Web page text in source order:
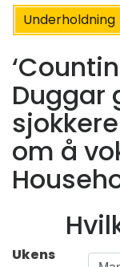
Underholdning
Duggar
om å
Ukens